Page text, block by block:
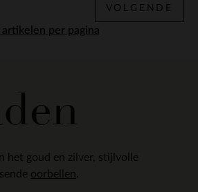
per pagina
VOLGENDE
het goud en zilver, stijlvolle
oorbellen